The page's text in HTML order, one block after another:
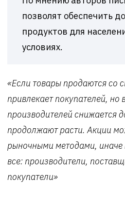
позволят обеспечить
продуктов для
условиях.
«Если товары продаются со
привлекает покупателей, но
производителей снижается
продолжают расти. Акции
рыночными методами, иначе
все: производители,
покупатели»